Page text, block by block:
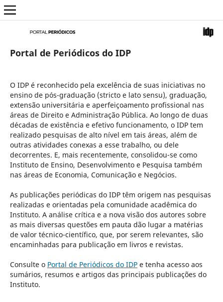
Portal de Periódicos do IDP
O IDP é reconhecido pela excelência de suas iniciativas no
ensino de pós-graduação (stricto e lato sensu), graduação,
extensão universitária e aperfeiçoamento profissional nas
áreas de Direito e Administração Pública. Ao longo de duas
décadas de existência e efetivo funcionamento, o IDP tem
realizado pesquisas de alto nível em tais áreas, além de
outras atividades conexas a esse trabalho, ou dele
decorrentes. E, mais recentemente, consolidou-se como
Instituto de Ensino, Desenvolvimento e Pesquisa também
nas áreas de Economia, Comunicação e Negócios.
As publicações periódicas do IDP têm origem nas pesquisas
realizadas e orientadas pela comunidade acadêmica do
Instituto. A análise crítica e a nova visão dos autores sobre
as mais diversas questões em pauta dão lugar a matérias
de valor técnico-científico, que, por serem relevantes, são
encaminhadas para publicação em livros e revistas.
Consulte o Portal de Periódicos do IDPe tenha acesso aos
sumários, resumos e artigos das principais publicações do
Instituto.